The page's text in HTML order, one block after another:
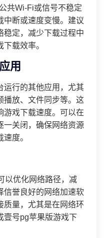
共Wi-Fi或信号不稳定
中断或速度变慢。建议
稳定，减少下载过程中
载效率。
用
运行的其他应用，尤其
播放、文件同步等。这
游戏下载速度。可以在
一关闭，确保网络资源
度。
以优化网络路径，减
信誉良好的网络加速软
质量，尤其是在网络环
壹号pg苹果版游戏下